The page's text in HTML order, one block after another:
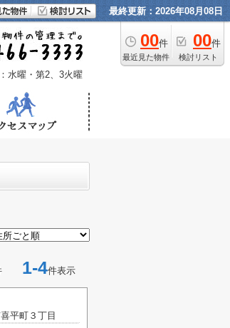
最終更新：2026年08月08日
00件
最近見た物件
00件
検討リスト
水曜・第2、3火曜
1-4件表示
平町３丁目